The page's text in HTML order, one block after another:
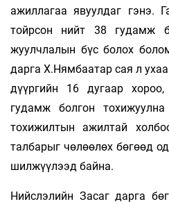
ажиллагаа явуулдаг гэнэ.
тойрсон нийт 38 гудамж
жуулчлалын бүс болох
дарга Х.Нямбаатар сая л
дүүргийн 16 дугаар
гудамж болгон
тохижилтын ажилтай
талбарыг чөлөөлөх бөгөөд
шилжүүлээд байна.
Нийслэлийн Засаг дарга